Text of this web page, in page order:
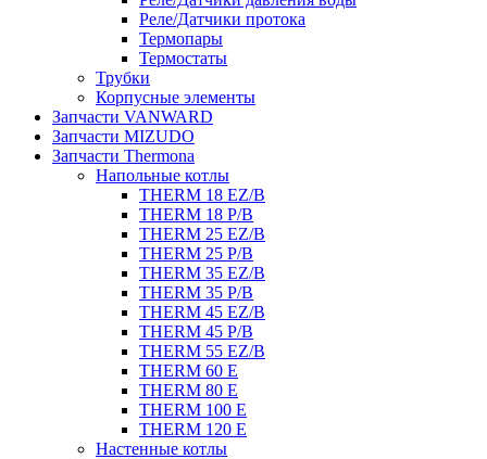
Реле/Датчики протока
Термопары
Термостаты
Трубки
Корпусные элементы
Запчасти VANWARD
Запчасти MIZUDO
Запчасти Thermona
Напольные котлы
THERM 18 EZ/B
THERM 18 P/B
THERM 25 EZ/B
THERM 25 P/B
THERM 35 EZ/B
THERM 35 P/B
THERM 45 EZ/B
THERM 45 P/B
THERM 55 EZ/B
THERM 60 E
THERM 80 E
THERM 100 E
THERM 120 E
Настенные котлы